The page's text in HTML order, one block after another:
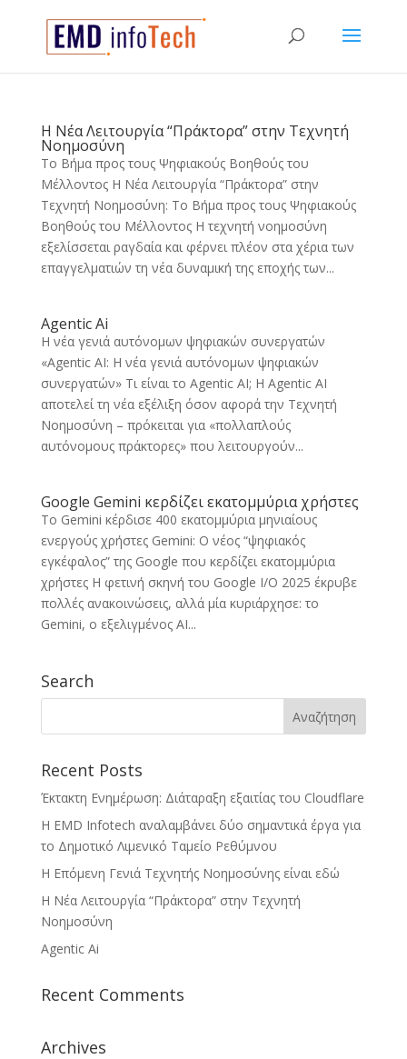
Η Νέα Λειτουργία “Πράκτορα” στην Τεχνητή
Νοημοσύνη
Το Βήμα προς τους Ψηφιακούς Βοηθούς του
Μέλλοντος Η Νέα Λειτουργία “Πράκτορα” στην
Τεχνητή Νοημοσύνη: Το Βήμα προς τους Ψηφιακούς
Βοηθούς του Μέλλοντος Η τεχνητή νοημοσύνη
εξελίσσεται ραγδαία και φέρνει πλέον στα χέρια των
επαγγελματιών τη νέα δυναμική της εποχής των...
Agentic Ai
Η νέα γενιά αυτόνομων ψηφιακών συνεργατών
«Agentic AI: Η νέα γενιά αυτόνομων ψηφιακών
συνεργατών» Τι είναι το Agentic AI; Η Agentic AI
αποτελεί τη νέα εξέλιξη όσον αφορά την Τεχνητή
Νοημοσύνη – πρόκειται για «πολλαπλούς
αυτόνομους πράκτορες» που λειτουργούν...
Google Gemini κερδίζει εκατομμύρια χρήστες
To Gemini κέρδισε 400 εκατομμύρια μηνιαίους
ενεργούς χρήστες Gemini: Ο νέος “ψηφιακός
εγκέφαλος” της Google που κερδίζει εκατομμύρια
χρήστες Η φετινή σκηνή του Google I/O 2025 έκρυβε
πολλές ανακοινώσεις, αλλά μία κυριάρχησε: το
Gemini, ο εξελιγμένος AI...
Search
Recent Posts
Έκτακτη Ενημέρωση: Διάταραξη εξαιτίας του Cloudflare
Η EMD Infotech αναλαμβάνει δύο σημαντικά έργα για
το Δημοτικό Λιμενικό Ταμείο Ρεθύμνου
Η Επόμενη Γενιά Τεχνητής Νοημοσύνης είναι εδώ
Η Νέα Λειτουργία “Πράκτορα” στην Τεχνητή
Νοημοσύνη
Agentic Ai
Recent Comments
Archives